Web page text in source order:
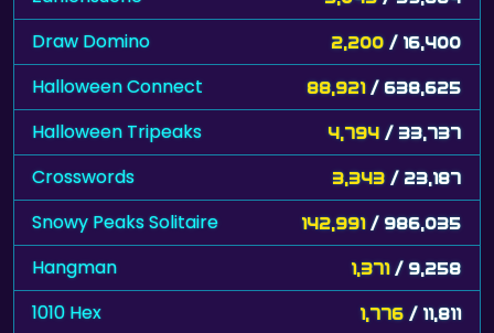
Draw Domino 2,200 / 16,400
Halloween Connect 88,921 / 638,625
Halloween Tripeaks 4,794 / 33,737
Crosswords 3,343 / 23,187
Snowy Peaks Solitaire 142,991 / 986,035
Hangman 1,371 / 9,258
1010 Hex 1,776 / 11,811